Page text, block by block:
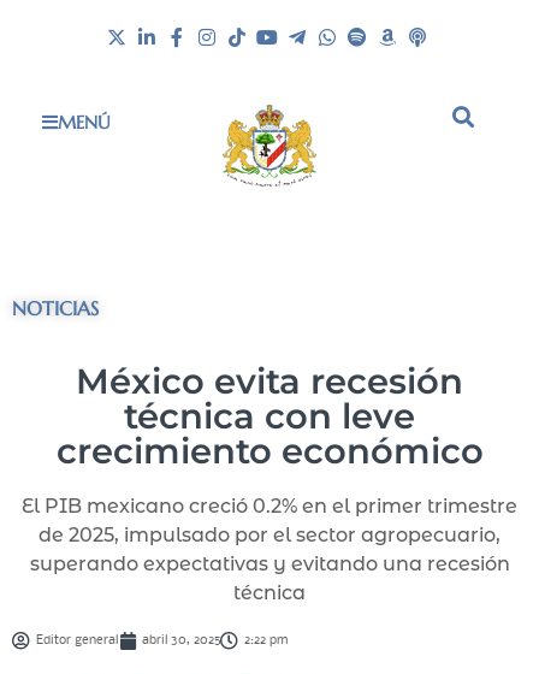
MENÚ
NOTICIAS
México evita recesión
técnica con leve
crecimiento económico
El PIB mexicano creció 0.2% en el primer trimestre
de 2025, impulsado por el sector agropecuario,
superando expectativas y evitando una recesión
técnica
Editor general abril 30, 2025 2:22 pm